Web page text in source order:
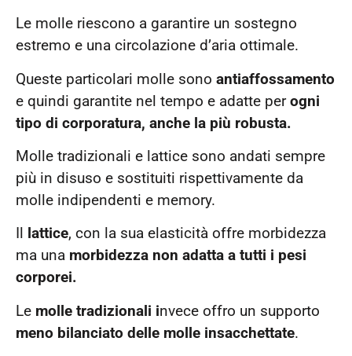
Le molle riescono a garantire un sostegno
estremo e una circolazione d’aria ottimale.
Queste particolari molle sono antiaffossamento
e quindi garantite nel tempo e adatte perogni
tipo di corporatura, anche la più robusta.
Molle tradizionali e lattice sono andati sempre
più in disuso e sostituiti rispettivamente da
molle indipendenti e memory.
Il lattice, con la sua elasticità offre morbidezza
ma una morbidezza non adatta a tutti i pesi
corporei.
Le molle tradizionali invece offro un supporto
meno bilanciato delle molle insacchettate.